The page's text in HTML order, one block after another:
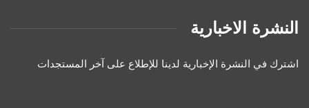
النشرة الاخبارية
اشترك في النشرة الإخبارية لدينا للإطلاع على آخر المستجدات